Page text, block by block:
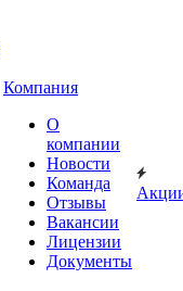
Компания
О
компании
Новости
Команда
Отзывы
Вакансии
Лицензии
Документы